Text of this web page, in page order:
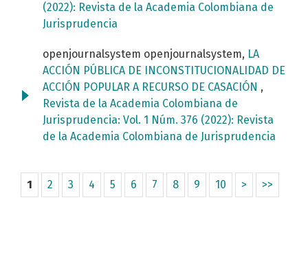
(2022): Revista de la Academia Colombiana de
Jurisprudencia
openjournalsystem openjournalsystem, LA
ACCIÓN PÚBLICA DE INCONSTITUCIONALIDAD DE
ACCIÓN POPULAR A RECURSO DE CASACIÓN ,
Revista de la Academia Colombiana de
Jurisprudencia: Vol. 1 Núm. 376 (2022): Revista
de la Academia Colombiana de Jurisprudencia
1 2 3 4 5 6 7 8 9 10 > >>